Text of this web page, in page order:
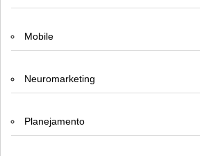
Mobile
Neuromarketing
Planejamento